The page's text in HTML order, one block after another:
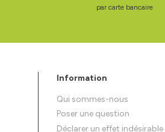
par carte bancaire
Information
Qui sommes-nous
Poser une question
Déclarer un effet indésirable